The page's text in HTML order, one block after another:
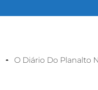
O Diário Do Planalto